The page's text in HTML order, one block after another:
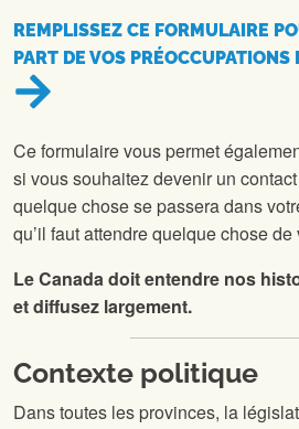
REMPLISSEZ CE FORMULAIRE
PART DE VOS
Ce formulaire vous permet
si vous souhaitez devenir un
quelque chose se passera dans
qu’il faut attendre quelque chose de
Le Canada doit entendre nos
et diffusez largement.
Contexte politique
Dans toutes les provinces, la